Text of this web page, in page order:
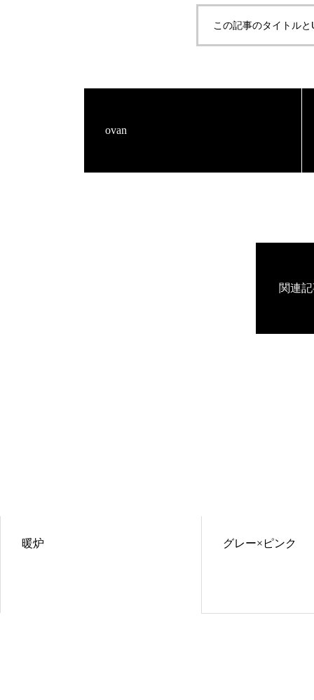
この記事のタイトル
ovan
関連
暖炉 グレー×ピンク